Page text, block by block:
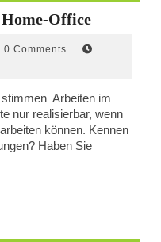
Home-Office
Zum
Office
0 Comments
Arbeiten im
nur realisierbar, wenn
können. Kennen
Haben Sie